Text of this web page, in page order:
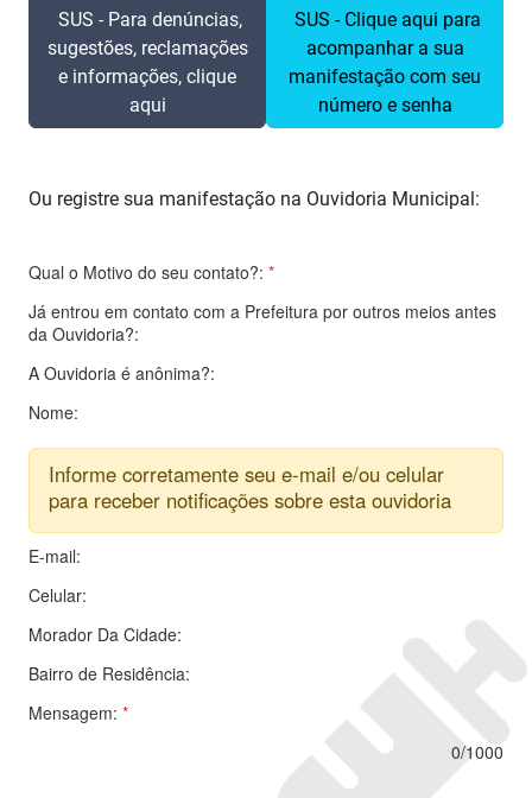
SUS - Para denúncias,
sugestões, reclamações
e informações, clique
aqui
SUS - Clique aqui para
acompanhar a sua
manifestação com seu
número e senha
Ou registre sua manifestação na Ouvidoria Municipal:
Qual o Motivo do seu contato?: *
Já entrou em contato com a Prefeitura por outros meios antes
da Ouvidoria?:
A Ouvidoria é anônima?:
Nome:
Informe corretamente seu e-mail e/ou celular
para receber notificações sobre esta ouvidoria
E-mail:
Celular:
Morador Da Cidade:
Bairro de Residência:
Mensagem: *
0/1000